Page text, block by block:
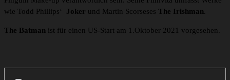
wie Todd Phillips‘ Joker und Martin Scorseses The Irishman.
The Batman ist für einen US-Start am 1.Oktober 2021 vorgesehen.